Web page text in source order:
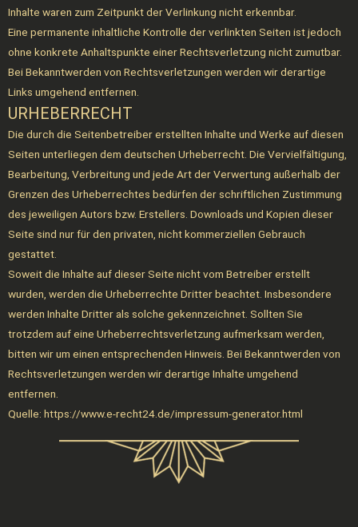
Inhalte waren zum Zeitpunkt der Verlinkung nicht erkennbar.
Eine permanente inhaltliche Kontrolle der verlinkten Seiten ist jedoch
ohne konkrete Anhaltspunkte einer Rechtsverletzung nicht zumutbar.
Bei Bekanntwerden von Rechtsverletzungen werden wir derartige
Links umgehend entfernen.
URHEBERRECHT
Die durch die Seitenbetreiber erstellten Inhalte und Werke auf diesen
Seiten unterliegen dem deutschen Urheberrecht. Die Vervielfältigung,
Bearbeitung, Verbreitung und jede Art der Verwertung außerhalb der
Grenzen des Urheberrechtes bedürfen der schriftlichen Zustimmung
des jeweiligen Autors bzw. Erstellers. Downloads und Kopien dieser
Seite sind nur für den privaten, nicht kommerziellen Gebrauch
gestattet.
Soweit die Inhalte auf dieser Seite nicht vom Betreiber erstellt
wurden, werden die Urheberrechte Dritter beachtet. Insbesondere
werden Inhalte Dritter als solche gekennzeichnet. Sollten Sie
trotzdem auf eine Urheberrechtsverletzung aufmerksam werden,
bitten wir um einen entsprechenden Hinweis. Bei Bekanntwerden von
Rechtsverletzungen werden wir derartige Inhalte umgehend
entfernen.
Quelle: https://www.e-recht24.de/impressum-generator.html